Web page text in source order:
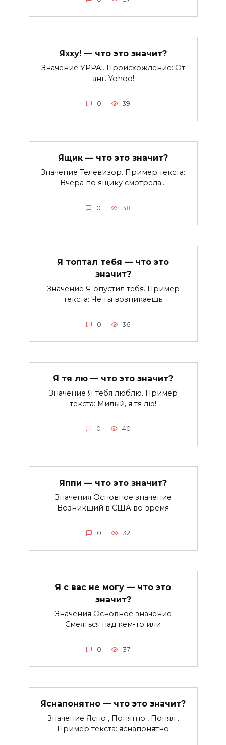
Яхху! — что это значит?
Значение УРРА!. Происхождение: От
анг. Yohoo!
0 39
Ящик — что это значит?
Значение Телевизор. Пример текста:
Вчера по ящику смотрела…
0 38
Я топтал тебя — что это
значит?
Значение Я опустил тебя. Пример
текста: Че ты возникаешь
0 36
Я тя лю — что это значит?
Значение Я тебя люблю. Пример
текста: Милый, я тя лю!
0 40
Яппи — что это значит?
Значения Основное значение
Возникший в США во время
0 32
Я с вас не могу — что это
значит?
Значения Основное значение
Смеяться над кем-то или
0 37
Яснапонятно — что это значит?
Значение Ясно , Понятно , Понял .
Пример текста: яснапонятно